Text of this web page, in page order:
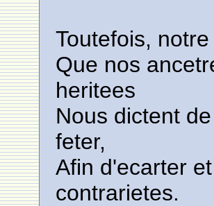
Toutefois,
Que nos
heritees
Nous dictent
feter,
Afin d'ecarter
contrarietes.